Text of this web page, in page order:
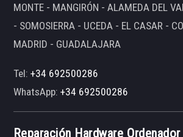
MONTE - MANGIRÓN - ALAMEDA DEL
- SOMOSIERRA - UCEDA - EL CASAR -
MADRID - GUADALAJARA
Tel:+34 692500286
WhatsApp:+34 692500286
Reparación Hardware Ordenador